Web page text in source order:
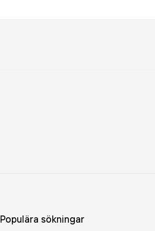
Populära sökningar